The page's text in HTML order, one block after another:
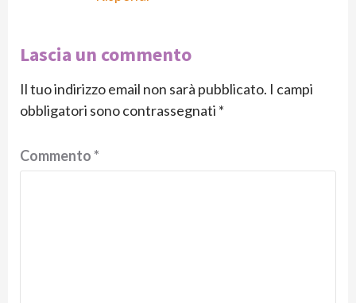
Lascia un commento
Il tuo indirizzo email non sarà pubblicato. I campi
obbligatori sono contrassegnati *
Commento*